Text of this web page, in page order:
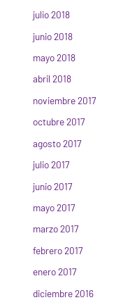
julio 2018
junio 2018
mayo 2018
abril 2018
noviembre 2017
octubre 2017
agosto 2017
julio 2017
junio 2017
mayo 2017
marzo 2017
febrero 2017
enero 2017
diciembre 2016